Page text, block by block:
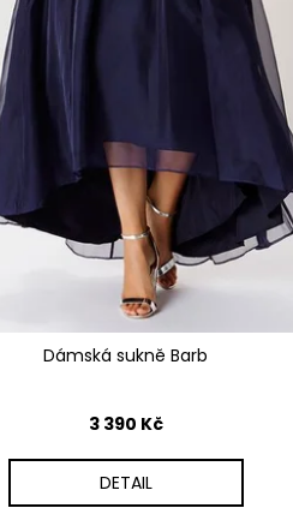
Dámská sukně Barb
3 390 Kč
DETAIL